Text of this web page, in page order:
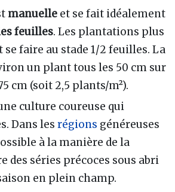
manuelle et se fait idéalement
feuilles. Les plantations plus
faire au stade 1/2 feuilles. La
un plant tous les 50 cm sur
cm (soit 2,5 plants/m²).
culture coureuse qui
Dans les régions généreuses
à la manière de la
des séries précoces sous abri
en plein champ.